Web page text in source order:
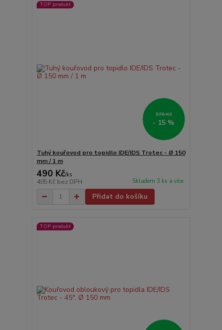
TOP produkt
576 Kč
- 15 %
Tuhý kouřovod pro topidlo IDE/IDS Trotec - Ø 150
mm / 1 m
490 Kč/ks
405 Kč bez DPH Skladem 3 ks a více
Přidat do košíku
TOP produkt